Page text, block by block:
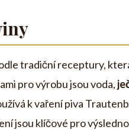
tradiční receptury,
pro výrobu jsou voda,
k vaření piva
jsou klíčové pro